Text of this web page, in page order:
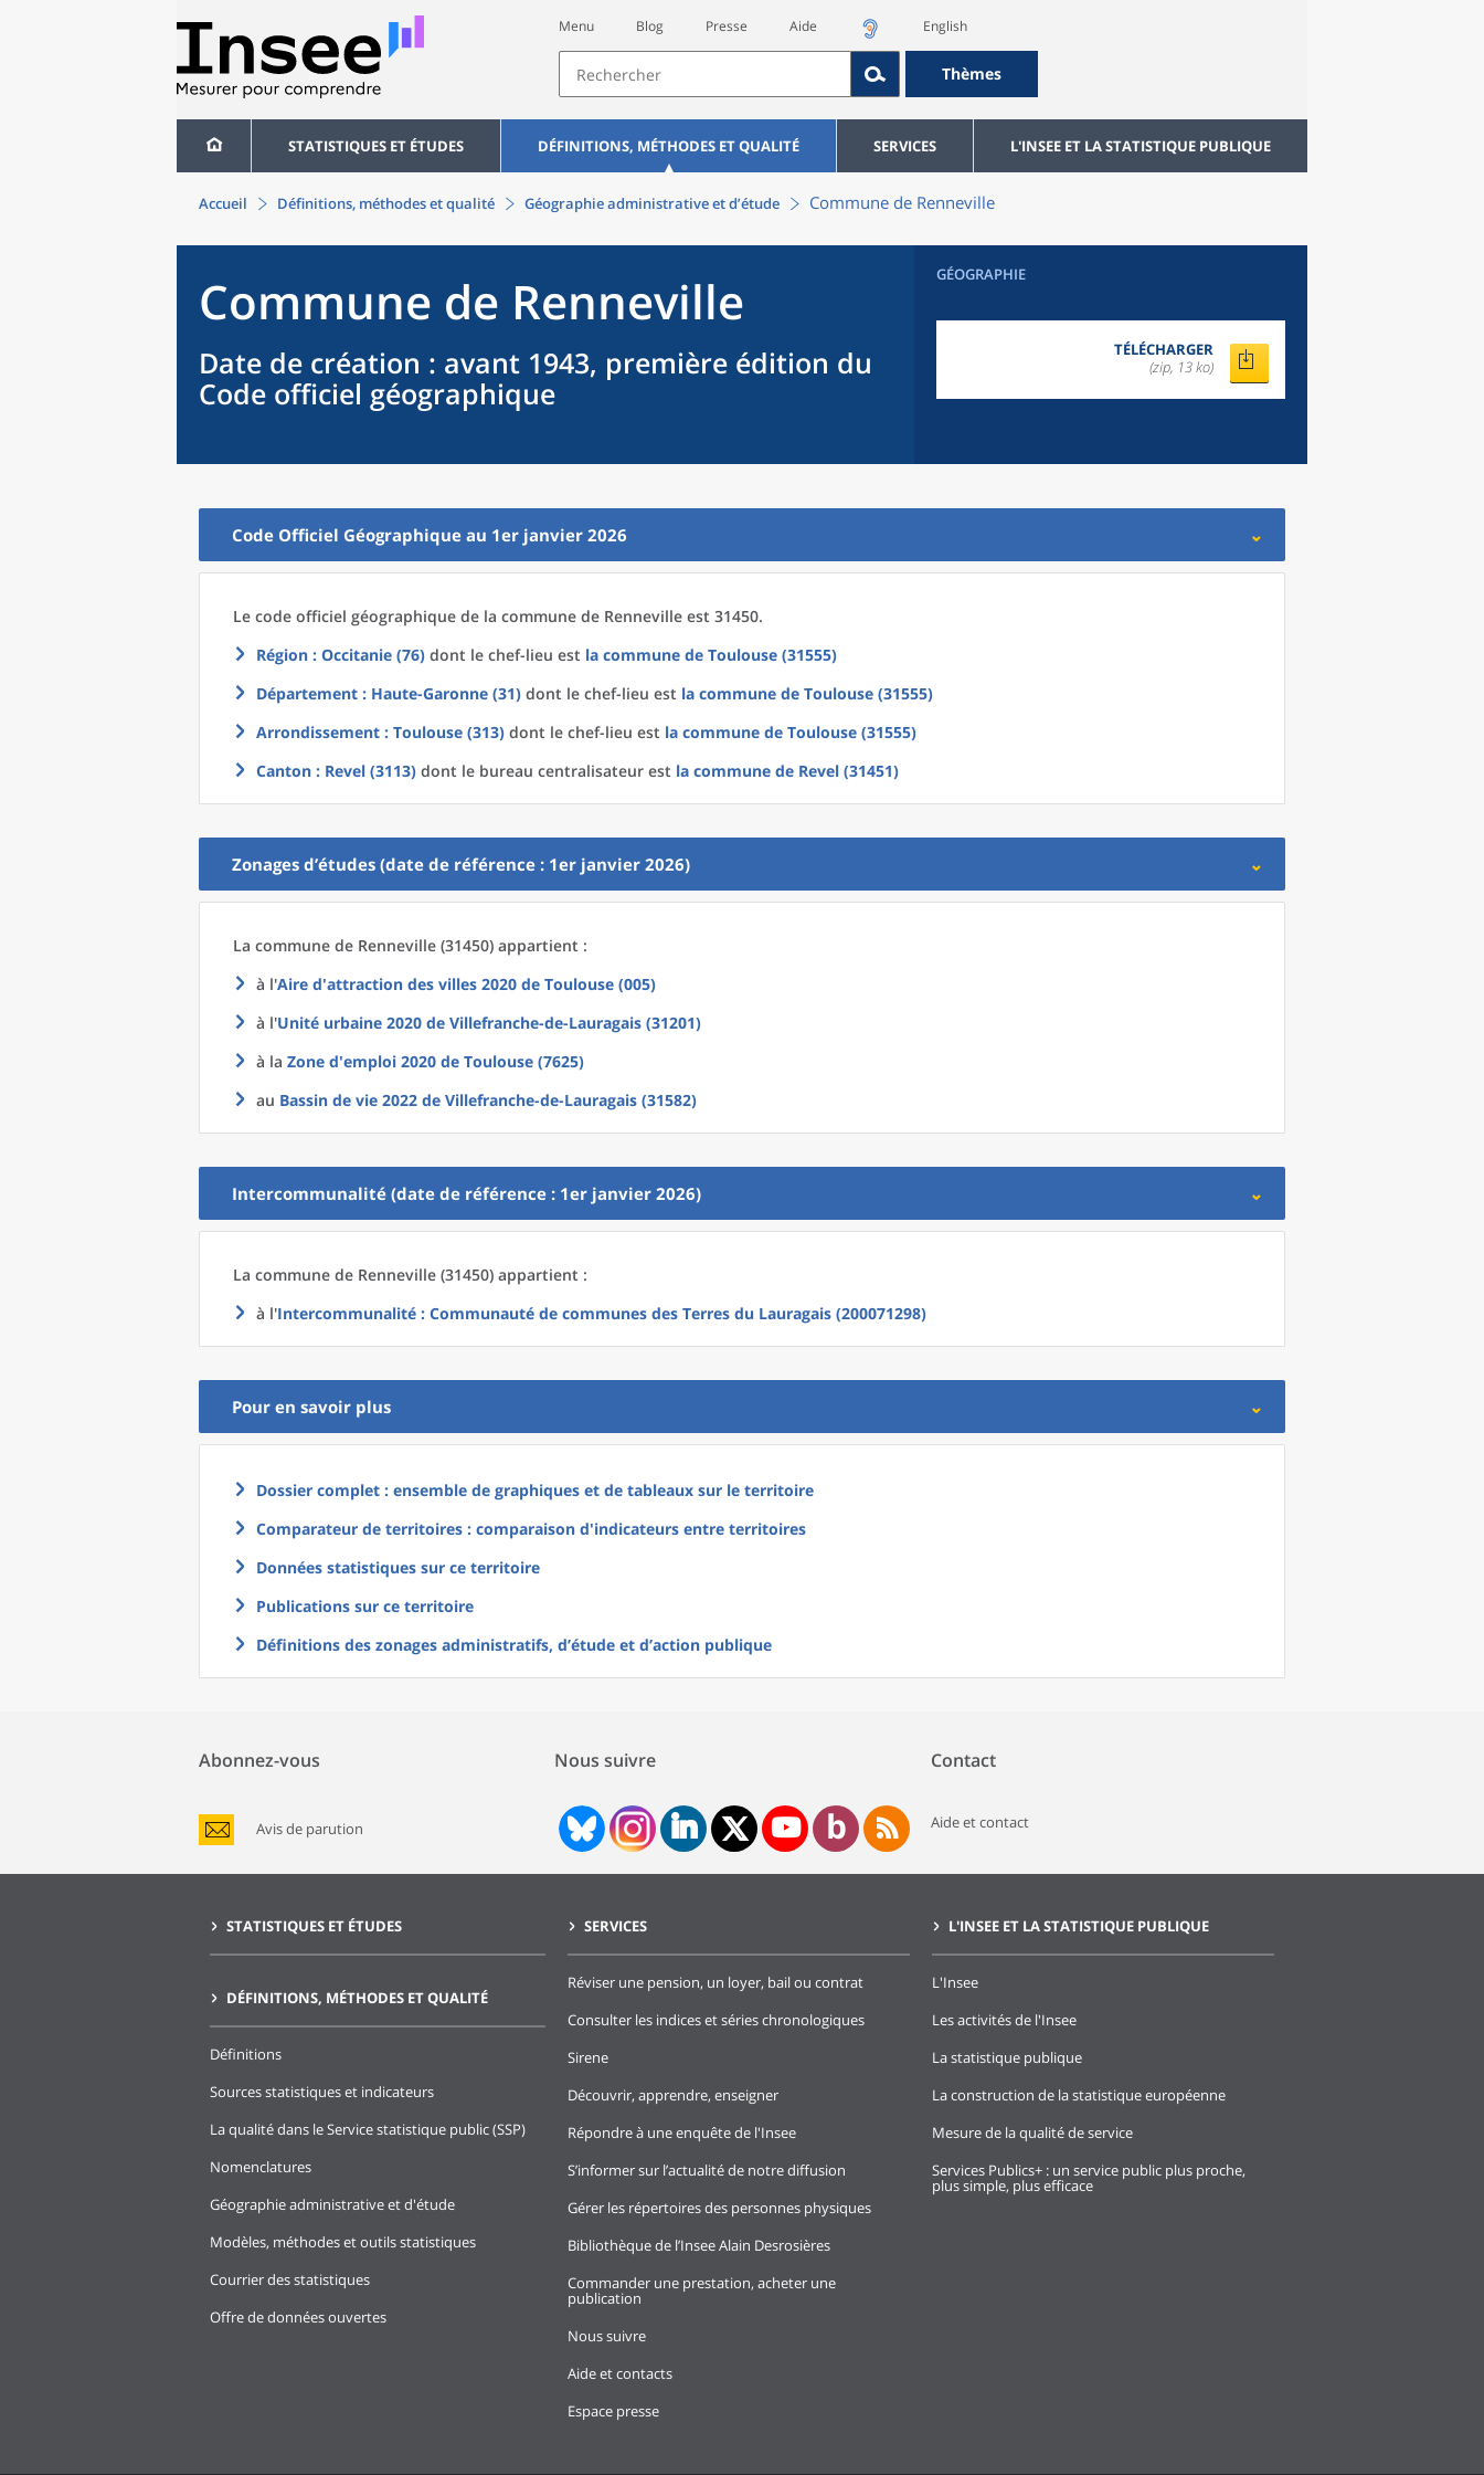
Menu Blog Presse Aide English
Thèmes
STATISTIQUES ET ÉTUDES DÉFINITIONS, MÉTHODES ET QUALITÉ SERVICES L'INSEE ET LA STATISTIQUE PUBLIQUE
Accueil Définitions, méthodes et qualité Géographie administrative et d’étude Commune de Renneville
Commune de Renneville
Date de création : avant 1943, première édition du
Code officiel géographique
GÉOGRAPHIE
TÉLÉCHARGER
(zip, 13 ko)
Code Officiel Géographique au 1er janvier 2026
Le code officiel géographique de la commune de Renneville est 31450.
Région : Occitanie (76) dont le chef-lieu est la commune de Toulouse (31555)
Département : Haute-Garonne (31) dont le chef-lieu est la commune de Toulouse (31555)
Arrondissement : Toulouse (313) dont le chef-lieu est la commune de Toulouse (31555)
Canton : Revel (3113) dont le bureau centralisateur est la commune de Revel (31451)
Zonages d’études (date de référence : 1er janvier 2026)
La commune de Renneville (31450) appartient :
à l'Aire d'attraction des villes 2020 de Toulouse (005)
à l'Unité urbaine 2020 de Villefranche-de-Lauragais (31201)
à la Zone d'emploi 2020 de Toulouse (7625)
au Bassin de vie 2022 de Villefranche-de-Lauragais (31582)
Intercommunalité (date de référence : 1er janvier 2026)
La commune de Renneville (31450) appartient :
à l'Intercommunalité : Communauté de communes des Terres du Lauragais (200071298)
Pour en savoir plus
Dossier complet : ensemble de graphiques et de tableaux sur le territoire
Comparateur de territoires : comparaison d'indicateurs entre territoires
Données statistiques sur ce territoire
Publications sur ce territoire
Définitions des zonages administratifs, d’étude et d’action publique
Abonnez-vous
Avis de parution
Nous suivre Contact
Aide et contact
STATISTIQUES ET ÉTUDES
DÉFINITIONS, MÉTHODES ET QUALITÉ
Définitions
Sources statistiques et indicateurs
La qualité dans le Service statistique public (SSP)
Nomenclatures
Géographie administrative et d'étude
Modèles, méthodes et outils statistiques
Courrier des statistiques
Offre de données ouvertes
SERVICES
Réviser une pension, un loyer, bail ou contrat
Consulter les indices et séries chronologiques
Sirene
Découvrir, apprendre, enseigner
Répondre à une enquête de l'Insee
S’informer sur l’actualité de notre diffusion
Gérer les répertoires des personnes physiques
Bibliothèque de l’Insee Alain Desrosières
Commander une prestation, acheter une
publication
Nous suivre
Aide et contacts
Espace presse
L'INSEE ET LA STATISTIQUE PUBLIQUE
L'Insee
Les activités de l'Insee
La statistique publique
La construction de la statistique européenne
Mesure de la qualité de service
Services Publics+ : un service public plus proche,
plus simple, plus efficace